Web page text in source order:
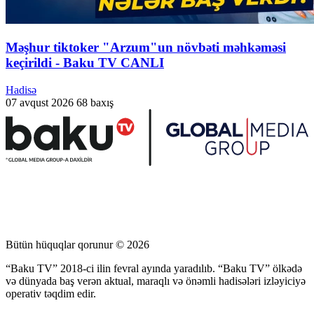
Məşhur tiktoker "Arzum"un növbəti məhkəməsi
keçirildi - Baku TV CANLI
Hadisə
07 avqust 2026 68 baxış
Bütün hüquqlar qorunur © 2026
“Baku TV” 2018-ci ilin fevral ayında yaradılıb. “Baku TV” ölkədə
və dünyada baş verən aktual, maraqlı və önəmli hadisələri izləyiciyə
operativ təqdim edir.